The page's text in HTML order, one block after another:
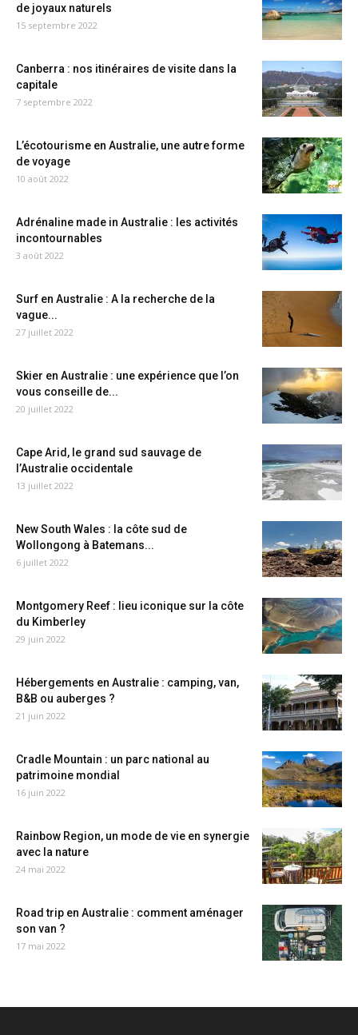
de joyaux naturels
15 septembre 2022
Canberra : nos itinéraires de visite dans la
capitale
7 septembre 2022
L’écotourisme en Australie, une autre forme
de voyage
10 août 2022
Adrénaline made in Australie : les activités
incontournables
3 août 2022
Surf en Australie : A la recherche de la
vague...
27 juillet 2022
Skier en Australie : une expérience que l’on
vous conseille de...
20 juillet 2022
Cape Arid, le grand sud sauvage de
l’Australie occidentale
13 juillet 2022
New South Wales : la côte sud de
Wollongong à Batemans...
6 juillet 2022
Montgomery Reef : lieu iconique sur la côte
du Kimberley
29 juin 2022
Hébergements en Australie : camping, van,
B&B ou auberges ?
21 juin 2022
Cradle Mountain : un parc national au
patrimoine mondial
16 juin 2022
Rainbow Region, un mode de vie en synergie
avec la nature
24 mai 2022
Road trip en Australie : comment aménager
son van ?
17 mai 2022